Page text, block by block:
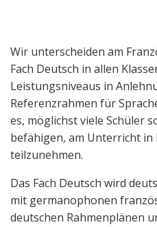
Wir unterscheiden am
Fach Deutsch in allen
Leistungsniveaus in
Referenzrahmen für
es, möglichst viele Schüler
befähigen, am Unterricht
teilzunehmen.
Das Fach Deutsch wird
mit germanophonen
deutschen Rahmenplänen